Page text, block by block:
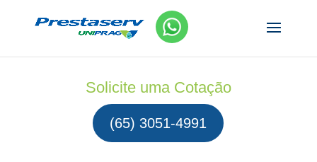
Solicite uma Cotação
(65) 3051-4991